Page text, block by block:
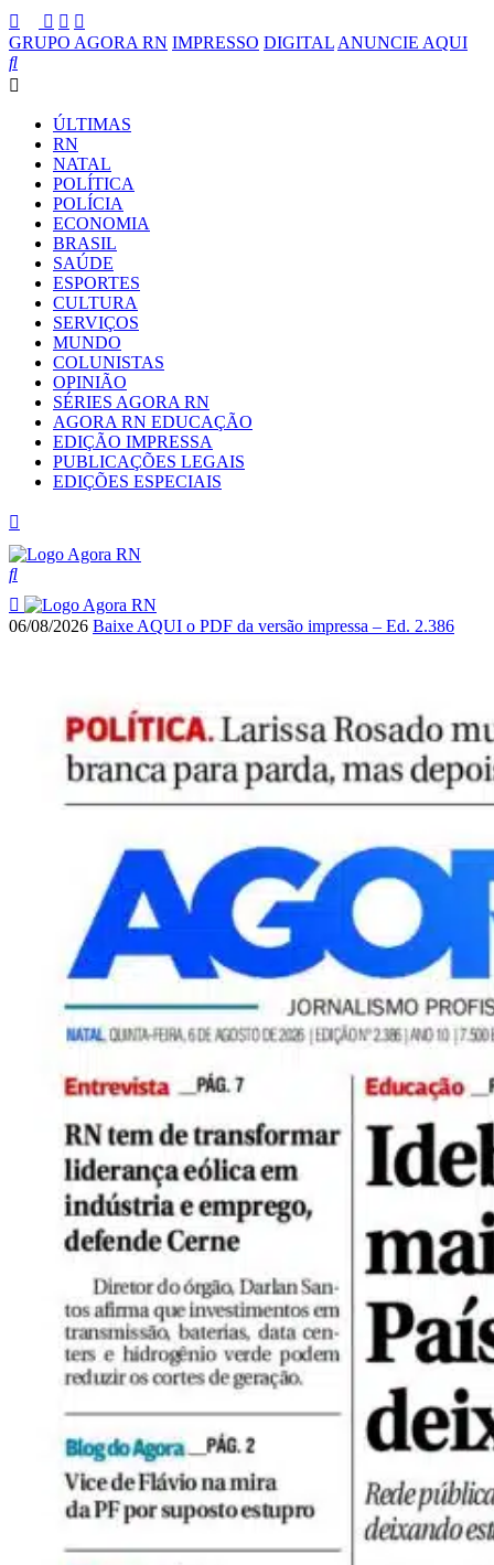
GRUPO AGORA RN IMPRESSO DIGITAL ANUNCIE AQUI
ÚLTIMAS
RN
NATAL
POLÍTICA
POLÍCIA
ECONOMIA
BRASIL
SAÚDE
ESPORTES
CULTURA
SERVIÇOS
MUNDO
COLUNISTAS
OPINIÃO
SÉRIES AGORA RN
AGORA RN EDUCAÇÃO
EDIÇÃO IMPRESSA
PUBLICAÇÕES LEGAIS
EDIÇÕES ESPECIAIS
06/08/2026 Baixe AQUI o PDF da versão impressa – Ed. 2.386